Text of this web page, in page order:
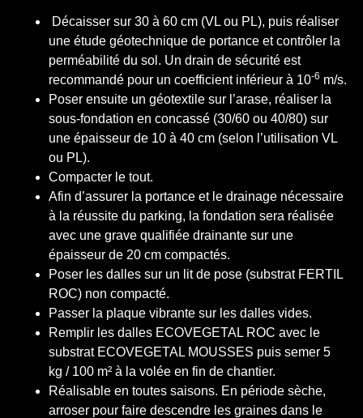
Décaisser sur 30 à 60 cm (VL ou PL), puis réaliser
une étude géotechnique de portance et contrôler la
perméabilité du sol. Un drain de sécurité est
recommandé pour un coefficient inférieur à 10-6 m/s.
Poser ensuite un géotextile sur l’arase, réaliser la
sous-fondation en concassé (30/60 ou 40/80) sur
une épaisseur de 10 à 40 cm (selon l’utilisation VL
ou PL).
Compacter le tout.
Afin d’assurer la portance et le drainage nécessaire
à la réussite du parking, la fondation sera réalisée
avec une grave qualifiée drainante sur une
épaisseur de 20 cm compactés.
Poser les dalles sur un lit de pose (substrat FERTIL
ROC) non compacté.
Passer la plaque vibrante sur les dalles vides.
Remplir les dalles ECOVEGETAL ROC avec le
substrat ECOVEGETAL MOUSSES puis semer 5
kg / 100 m² à la volée en fin de chantier.
Réalisable en toutes saisons. En période sèche,
arroser pour faire descendre les graines dans le